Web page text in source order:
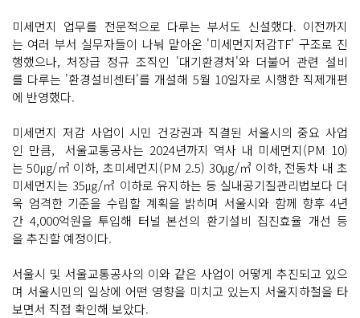
미세먼지 업무를 전문적으로 다루는 부서도 신설했다. 이전까지
는 여러 부서 실무자들이 나눠 맡아온 '미세먼지저감TF' 구조로 진
행했으나, 처장급 정규 조직인 '대기환경처'와 더불어 관련 설비
를 다루는 '환경설비센터'를 개설해 5월 10일자로 시행한 직제개편
에 반영했다.
미세먼지 저감 사업이 시민 건강권과 직결된 서울시의 중요 사업
인 만큼, 서울교통공사는 2024년까지 역사 내 미세먼지(PM 10)
는 50㎍/㎥ 이하, 초미세먼지(PM 2.5) 30㎍/㎥ 이하, 전동차 내 초
미세먼지는 35㎍/㎥ 이하로 유지하는 등 실내공기질관리법보다 더
욱 엄격한 기준을 수립할 계획을 밝히며 서울시와 함께 향후 4년
간 4,000억원을 투입해 터널 본선의 환기설비 집진효율 개선 등
을 추진할 예정이다.
서울시 및 서울교통공사의 이와 같은 사업이 어떻게 추진되고 있으
며 서울시민의 일상에 어떤 영향을 미치고 있는지 서울지하철을 타
보면서 직접 확인해 보았다.